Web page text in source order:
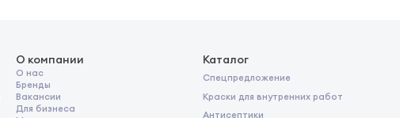
О компании
О нас
Бренды
Вакансии
Для бизнеса
Каталог
Спецпредложение
Краски для внутренних работ
Антисептики